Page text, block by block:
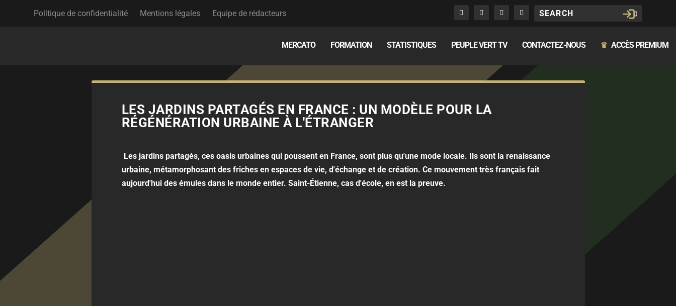
Politique de confidentialité Mentions légales Equipe de rédacteurs
MERCATO FORMATION STATISTIQUES PEUPLE VERT TV CONTACTEZ-NOUS ♛ ACCÈS PREMIUM
LES JARDINS PARTAGÉS EN FRANCE : UN MODÈLE POUR LA
RÉGÉNÉRATION URBAINE À L'ÉTRANGER
Les jardins partagés, ces oasis urbaines qui poussent en France, sont plus qu'une mode locale. Ils sont la renaissance
urbaine, métamorphosant des friches en espaces de vie, d'échange et de création. Ce mouvement très français fait
aujourd'hui des émules dans le monde entier. Saint-Étienne, cas d'école, en est la preuve.